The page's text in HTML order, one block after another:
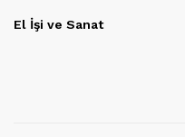
El İşi ve Sanat